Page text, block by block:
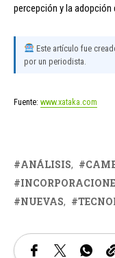
percepción y la
Este artículo fue
por un periodista.
Fuente: www.xataka.com
ANÁLISIS
NUEVAS